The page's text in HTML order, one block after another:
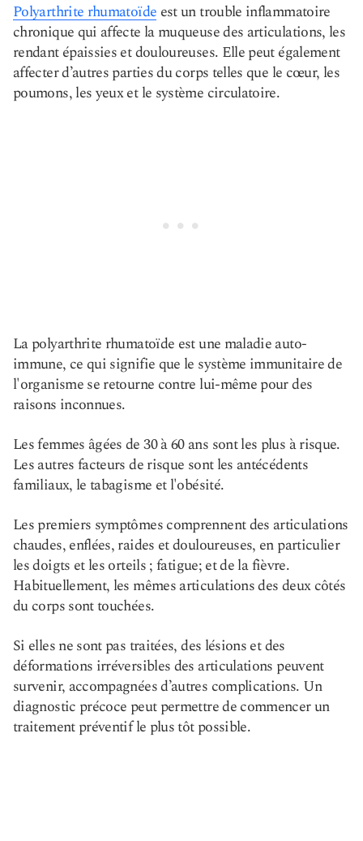
Polyarthrite rhumatoïde est un trouble inflammatoire
chronique qui affecte la muqueuse des articulations, les
rendant épaissies et douloureuses. Elle peut également
affecter d’autres parties du corps telles que le cœur, les
poumons, les yeux et le système circulatoire.
La polyarthrite rhumatoïde est une maladie auto-
immune, ce qui signifie que le système immunitaire de
l'organisme se retourne contre lui-même pour des
raisons inconnues.
Les femmes âgées de 30 à 60 ans sont les plus à risque.
Les autres facteurs de risque sont les antécédents
familiaux, le tabagisme et l'obésité.
Les premiers symptômes comprennent des articulations
chaudes, enflées, raides et douloureuses, en particulier
les doigts et les orteils ; fatigue; et de la fièvre.
Habituellement, les mêmes articulations des deux côtés
du corps sont touchées.
Si elles ne sont pas traitées, des lésions et des
déformations irréversibles des articulations peuvent
survenir, accompagnées d’autres complications. Un
diagnostic précoce peut permettre de commencer un
traitement préventif le plus tôt possible.